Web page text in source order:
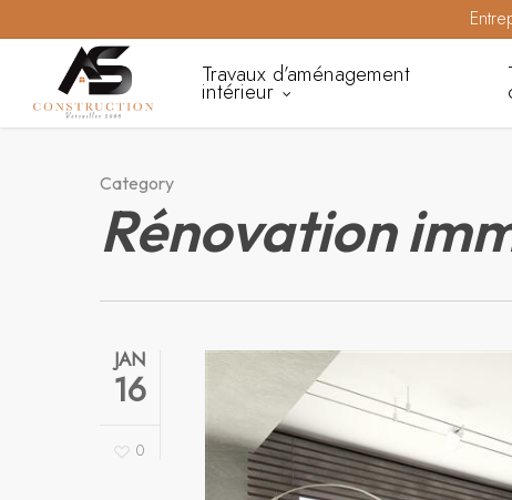
content
Travaux d’aménagement
intérieur
Category
Rénovation
JAN
16
0